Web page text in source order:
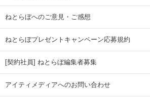
ねとらぼへのご意見・ご感想
ねとらぼプレゼントキャンペーン応募規約
[契約社員] ねとらぼ編集者募集
アイティメディアへのお問い合わせ